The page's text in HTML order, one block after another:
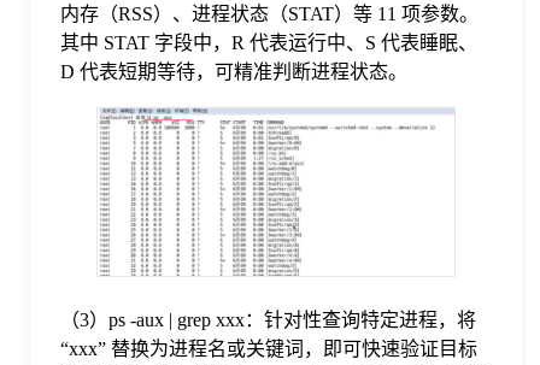
内存（RSS）、进程状态（STAT）等 11 项参数。
其中 STAT 字段中，R 代表运行中、S 代表睡眠、
D 代表短期等待，可精准判断进程状态。
（3）ps -aux | grep xxx：针对性查询特定进程，将
“xxx” 替换为进程名或关键词，即可快速验证目标